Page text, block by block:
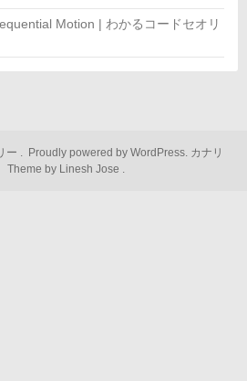
Motion | わかるコードセオリ
ー . Proudly powered by WordPress. カナリ
Theme by Linesh Jose .